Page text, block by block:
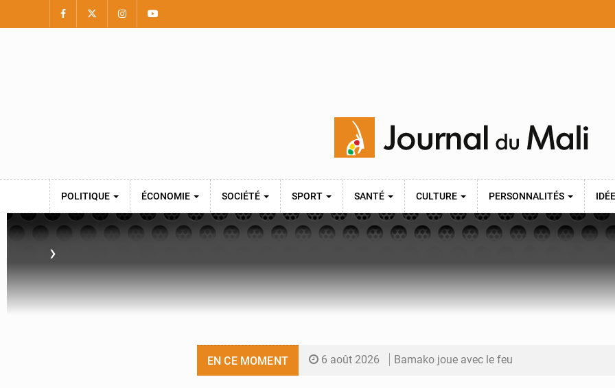
POLITIQUE ÉCONOMIE SOCIÉTÉ SPORT SANTÉ CULTURE PERSONNALITÉS
›
EN CE MOMENT 6 août 2026 Bamako joue avec le feu